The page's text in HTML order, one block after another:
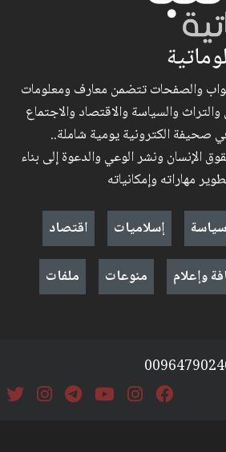
والصفحات تتضمن معارف ومعلومات
والتراث والسياسة والاقتصاد والاجتماع
صحيفة الكترونية يومية شاملة..
الإنسان ونشر الوعي والدعوة إلى بناء
مهاراته وإمكانياته
سياسة إسلاميات
اقتصاد
وإعلام منوعات ملفات